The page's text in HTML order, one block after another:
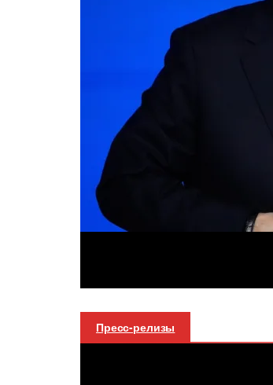
Пресс-релизы